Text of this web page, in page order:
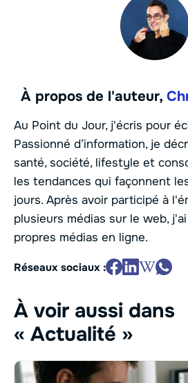
À propos de l'auteur,
Au Point du Jour, j'écris pour
Passionné d’information, je
santé, société, lifestyle et
les tendances qui façonnent
jours. Après avoir participé à
plusieurs médias sur le web,
propres médias en ligne.
Réseaux sociaux :
À voir aussi dans
« Actualité »